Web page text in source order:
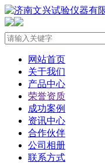
网站首页
关于我们
产品中心
荣誉资质
成功案例
资讯中心
合作伙伴
公司相册
联系方式